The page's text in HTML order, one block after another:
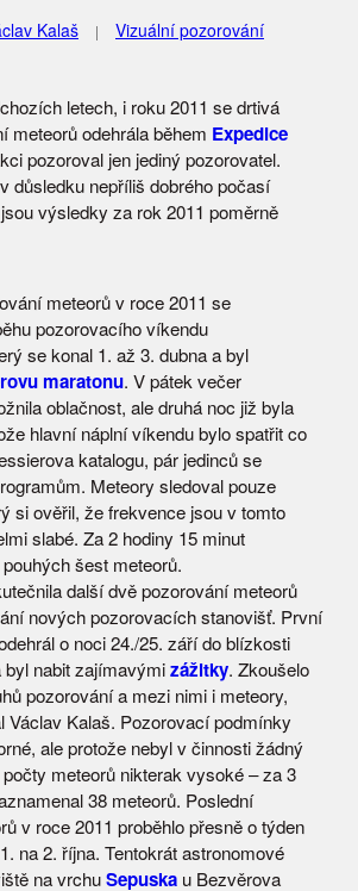
Kalaš Vizuální pozorování
letech, i roku 2011 se drtivá
meteorů odehrála během Expedice
pozoroval jen jediný pozorovatel.
důsledku nepříliš dobrého počasí
výsledky za rok 2011 poměrně
meteorů v roce 2011 se
pozorovacího víkendu
se konal 1. až 3. dubna a byl
maratonu. V pátek večer
oblačnost, ale druhá noc již byla
hlavní náplní víkendu bylo spatřit co
katalogu, pár jedinců se
Meteory sledoval pouze
si ověřil, že frekvence jsou v tomto
slabé. Za 2 hodiny 15 minut
šest meteorů.
další dvě pozorování meteorů
nových pozorovacích stanovišť. První
o noci 24./25. září do blízkosti
nabit zajímavýmizážitky. Zkoušelo
pozorování a mezi nimi i meteory,
Václav Kalaš. Pozorovací podmínky
ale protože nebyl v činnosti žádný
meteorů nikterak vysoké – za 3
38 meteorů. Poslední
v roce 2011 proběhlo přesně o týden
na 2. října. Tentokrát astronomové
na vrchuSepuska u Bezvěrova